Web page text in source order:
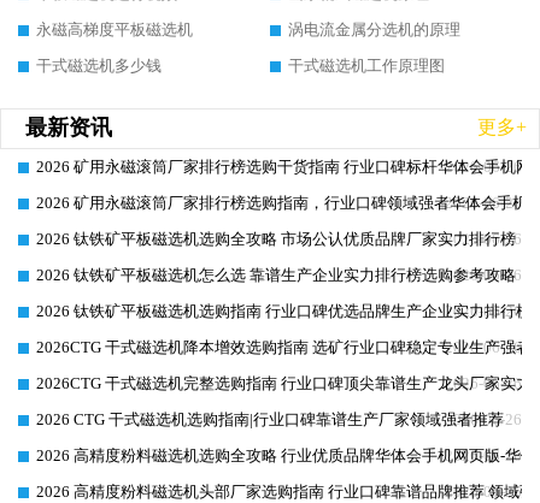
永磁高梯度平板磁选机
涡电流金属分选机的原理
干式磁选机多少钱
干式磁选机工作原理图
最新资讯 更多+
2026-06-26
2026 矿用永磁滚筒厂家排行榜选购干货指南 行业口碑标杆华体会手机网
2026-06-26
2026 矿用永磁滚筒厂家排行榜选购指南，行业口碑领域强者华体会手机
2026-06-26
2026 钛铁矿平板磁选机选购全攻略 市场公认优质品牌厂家实力排行榜
2026-06-26
2026 钛铁矿平板磁选机怎么选 靠谱生产企业实力排行榜选购参考攻略
2026-06-26
2026 钛铁矿平板磁选机选购指南 行业口碑优选品牌生产企业实力排行榜
2026-06-26
2026CTG 干式磁选机降本增效选购指南 选矿行业口碑稳定专业生产强者
2026-06-26
2026CTG 干式磁选机完整选购指南 行业口碑顶尖靠谱生产龙头厂家实力
2026-06-26
2026 CTG 干式磁选机选购指南|行业口碑靠谱生产厂家领域强者推荐
2026-06-26
2026 高精度粉料磁选机选购全攻略 行业优质品牌华体会手机网页版-华
2026-06-26
2026 高精度粉料磁选机头部厂家选购指南 行业口碑靠谱品牌推荐 领域